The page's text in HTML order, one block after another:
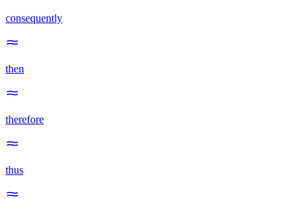
consequently
then
therefore
thus